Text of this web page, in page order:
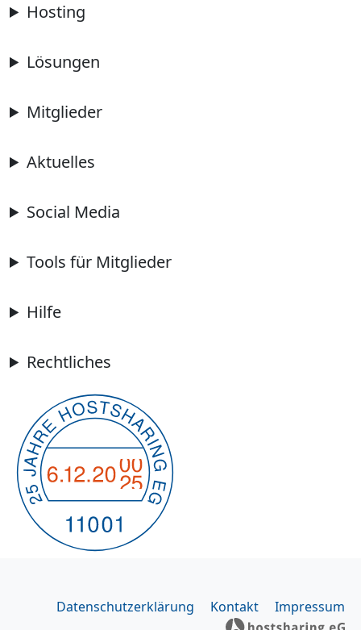
Hosting
Lösungen
Mitglieder
Aktuelles
Social Media
Tools für Mitglieder
Hilfe
Rechtliches
Datenschutzerklärung Kontakt Impressum